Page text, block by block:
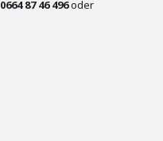
0664 87 46 496oder